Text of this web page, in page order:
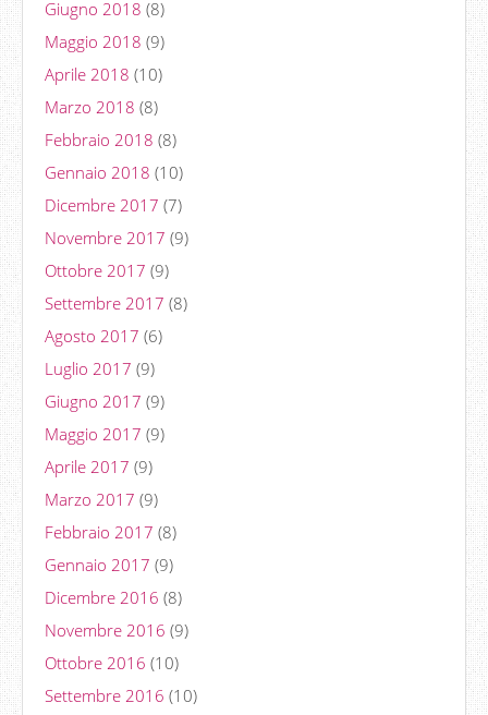
Giugno 2018 (8)
Maggio 2018 (9)
Aprile 2018 (10)
Marzo 2018 (8)
Febbraio 2018 (8)
Gennaio 2018 (10)
Dicembre 2017 (7)
Novembre 2017 (9)
Ottobre 2017 (9)
Settembre 2017 (8)
Agosto 2017 (6)
Luglio 2017 (9)
Giugno 2017 (9)
Maggio 2017 (9)
Aprile 2017 (9)
Marzo 2017 (9)
Febbraio 2017 (8)
Gennaio 2017 (9)
Dicembre 2016 (8)
Novembre 2016 (9)
Ottobre 2016 (10)
Settembre 2016 (10)